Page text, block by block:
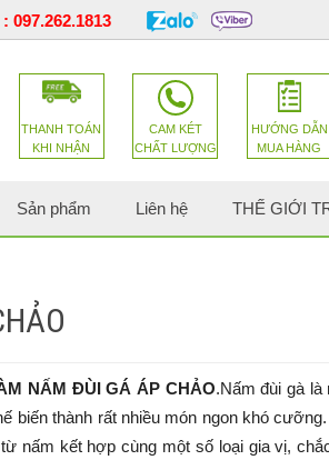
: 097.262.1813
THANH TOÁN
KHI NHẬN
CAM KÉT
CHẤT LƯỢNG
HƯỚNG DẪN
MUA HÀNG
Sản phẩm Liên hệ THẾ GIỚI
NẤM ĐÙI GÁ ÁP CHẢO.Nấm đùi gà là
biến thành rất nhiều món ngon khó cưỡng.
nấm kết hợp cùng một số loại gia vị,